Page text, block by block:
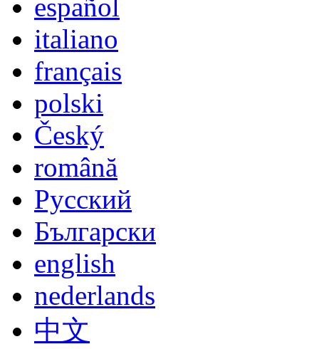
español
italiano
français
polski
Český
română
Русский
Български
english
nederlands
中文